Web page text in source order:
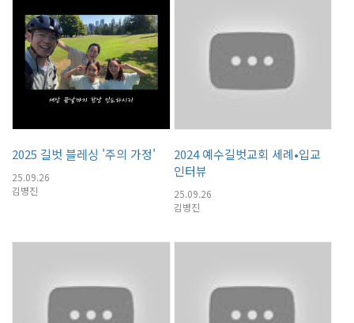
2025 길벗 블레싱 '주의 가정'
25.09.26
김병진
2024 예수길벗교회 세례•입교
인터뷰
25.09.26
김병진